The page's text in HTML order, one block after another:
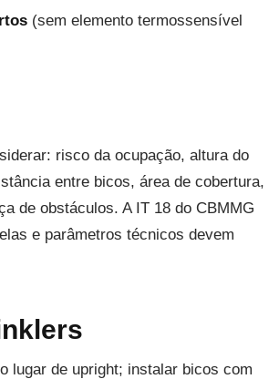
(sem elemento termossensível
risco da ocupação, altura do
entre bicos, área de cobertura,
de obstáculos. A IT 18 do CBMMG
e parâmetros técnicos devem
lugar de upright; instalar bicos com